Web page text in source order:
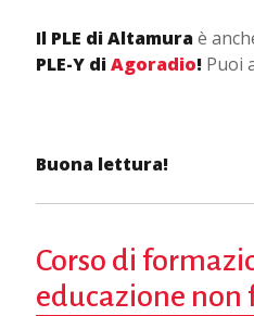
Il PLE di Altamuraè
PLE-Y diAgoradio! Puoi
Buona lettura!
Corso di
educazione non